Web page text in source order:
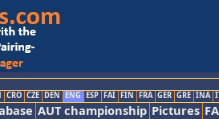
CRO CZE DEN ENG ESP FAI FIN FRA GER GRE INA
AUT championship Pictures